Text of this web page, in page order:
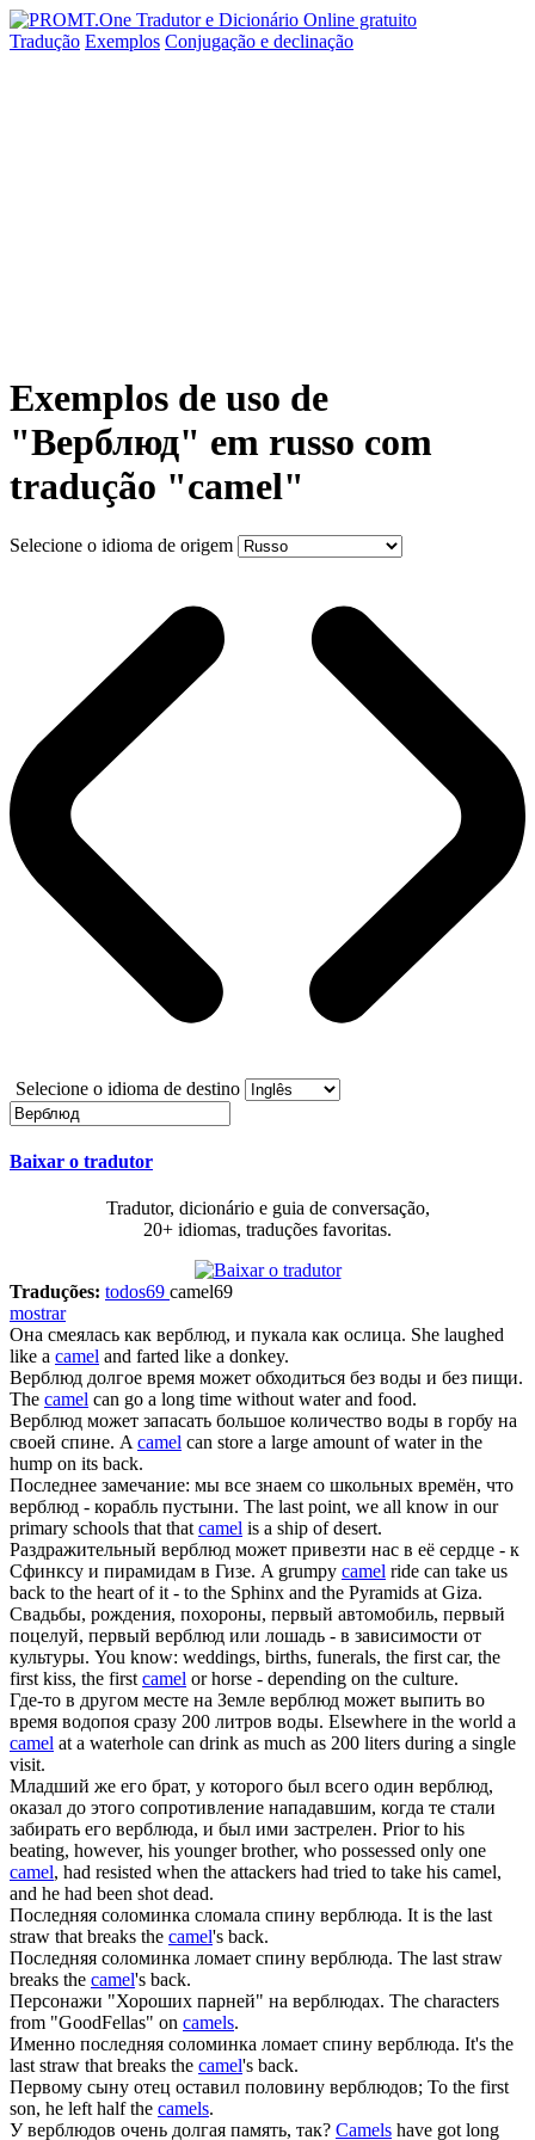
Tradução Exemplos Conjugação e declinação
Exemplos de uso de
"Верблюд" em russo com
tradução "camel"
Selecione o idioma de origem
Selecione o idioma de destino
Baixar o tradutor
Tradutor, dicionário e guia de conversação,
20+ idiomas, traduções favoritas.
Traduções: todos69 camel69
mostrar
Она смеялась как верблюд, и пукала как ослица. She laughed
like a camel and farted like a donkey.
Верблюд долгое время может обходиться без воды и без пищи.
The camel can go a long time without water and food.
Верблюд может запасать большое количество воды в горбу на
своей спине. Acamel can store a large amount of water in the
hump on its back.
Последнее замечание: мы все знаем со школьных времён, что
верблюд - корабль пустыни. The last point, we all know in our
primary schools that thatcamel is a ship of desert.
Раздражительный верблюд может привезти нас в её сердце - к
Сфинксу и пирамидам в Гизе. A grumpy camel ride can take us
back to the heart of it - to the Sphinx and the Pyramids at Giza.
Свадьбы, рождения, похороны, первый автомобиль, первый
поцелуй, первый верблюд или лошадь - в зависимости от
культуры. You know: weddings, births, funerals, the first car, the
first kiss, the firstcamel or horse - depending on the culture.
Где-то в другом месте на Земле верблюд может выпить во
время водопоя сразу 200 литров воды. Elsewhere in the world a
camel at a waterhole can drink as much as 200 liters during a single
visit.
Младший же его брат, у которого был всего один верблюд,
оказал до этого сопротивление нападавшим, когда те стали
забирать его верблюда, и был ими застрелен. Prior to his
beating, however, his younger brother, who possessed only one
camel, had resisted when the attackers had tried to take his camel,
and he had been shot dead.
Последняя соломинка сломала спину верблюда. It is the last
straw that breaks the camel's back.
Последняя соломинка ломает спину верблюда. The last straw
breaks the camel's back.
Персонажи "Хороших парней" на верблюдах. The characters
from "GoodFellas" on camels.
Именно последняя соломинка ломает спину верблюда. It's the
last straw that breaks the camel's back.
Первому сыну отец оставил половину верблюдов; To the first
son, he left half the camels.
Уверблюдов очень долгая память, так? Camels have got long